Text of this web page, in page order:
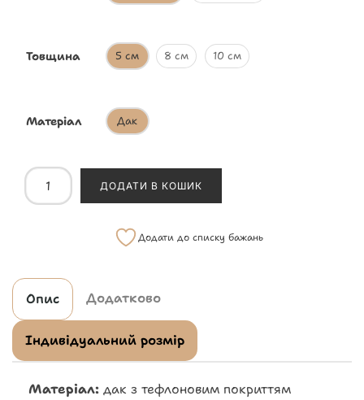
Товщина 5 см 8 см 10 см
Матеріал Дак
ДОДАТИ В КОШИК
Додати до списку бажань
Опис Додатково
Індивідуальний розмір
Матеріал: дак з тефлоновим покриттям